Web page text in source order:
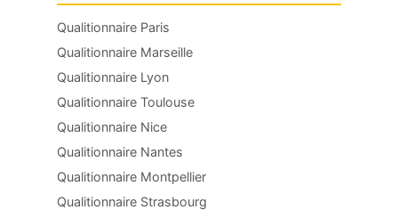
Qualitionnaire Paris
Qualitionnaire Marseille
Qualitionnaire Lyon
Qualitionnaire Toulouse
Qualitionnaire Nice
Qualitionnaire Nantes
Qualitionnaire Montpellier
Qualitionnaire Strasbourg